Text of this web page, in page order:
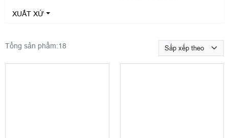
XUẤT XỨ
Tổng sản phẩm:18